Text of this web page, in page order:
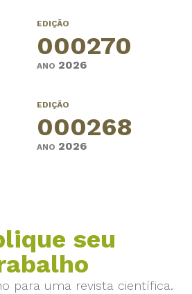
EDIÇÃO
000270
ANO 2026
EDIÇÃO
000268
ANO 2026
seu
para uma revista científica.